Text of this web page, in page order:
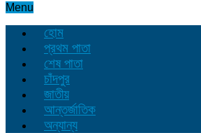
Menu
হোম
প্রথম পাতা
শেষ পাতা
চাঁদপুর
জাতীয়
আন্তর্জাতিক
অন্যান্য